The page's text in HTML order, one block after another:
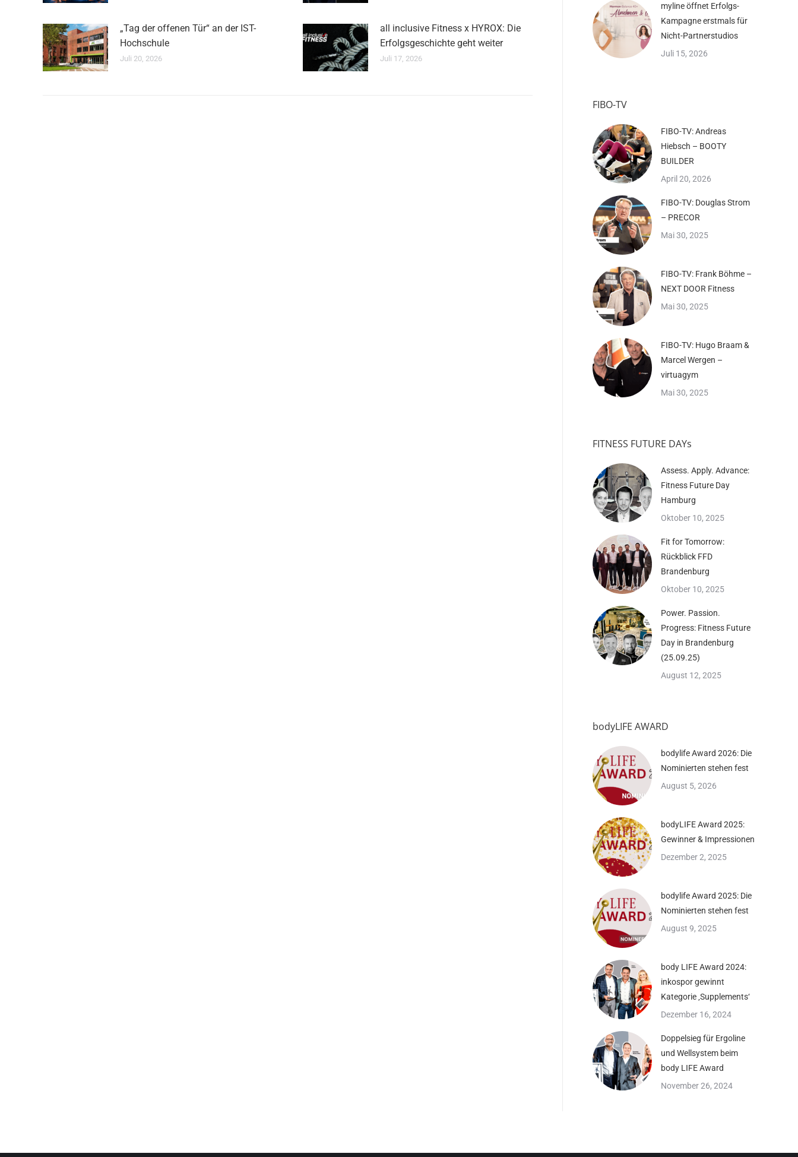
„Tag der offenen Tür“ an der IST-
Hochschule
Juli 20, 2026
all inclusive Fitness x HYROX: Die
Erfolgsgeschichte geht weiter
Juli 17, 2026
myline öffnet Erfolgs-
Kampagne erstmals für
Nicht-Partnerstudios
Juli 15, 2026
FIBO-TV
FIBO-TV: Andreas
Hiebsch – BOOTY
BUILDER
April 20, 2026
FIBO-TV: Douglas Strom
– PRECOR
Mai 30, 2025
FIBO-TV: Frank Böhme –
NEXT DOOR Fitness
Mai 30, 2025
FIBO-TV: Hugo Braam &
Marcel Wergen –
virtuagym
Mai 30, 2025
FITNESS FUTURE DAYs
Assess. Apply. Advance:
Fitness Future Day
Hamburg
Oktober 10, 2025
Fit for Tomorrow:
Rückblick FFD
Brandenburg
Oktober 10, 2025
Power. Passion.
Progress: Fitness Future
Day in Brandenburg
(25.09.25)
August 12, 2025
bodyLIFE AWARD
bodylife Award 2026: Die
Nominierten stehen fest
August 5, 2026
bodyLIFE Award 2025:
Gewinner & Impressionen
Dezember 2, 2025
bodylife Award 2025: Die
Nominierten stehen fest
August 9, 2025
body LIFE Award 2024:
inkospor gewinnt
Kategorie ‚Supplements‘
Dezember 16, 2024
Doppelsieg für Ergoline
und Wellsystem beim
body LIFE Award
November 26, 2024